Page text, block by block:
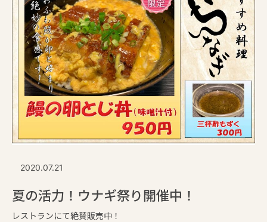
2020.07.21
夏の活力！ウナギ祭り開催中！
レストランにて絶賛販売中！